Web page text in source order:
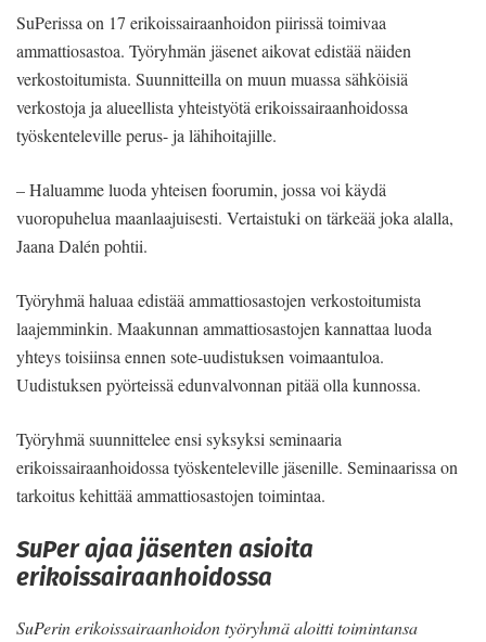
SuPerissa on 17 erikoissairaanhoidon piirissä toimivaa
ammattiosastoa. Työryhmän jäsenet aikovat edistää näiden
verkostoitumista. Suunnitteilla on muun muassa sähköisiä
verkostoja ja alueellista yhteistyötä erikoissairaanhoidossa
työskenteleville perus- ja lähihoitajille.
– Haluamme luoda yhteisen foorumin, jossa voi käydä
vuoropuhelua maanlaajuisesti. Vertaistuki on tärkeää joka alalla,
Jaana Dalén pohtii.
Työryhmä haluaa edistää ammattiosastojen verkostoitumista
laajemminkin. Maakunnan ammattiosastojen kannattaa luoda
yhteys toisiinsa ennen sote-uudistuksen voimaantuloa.
Uudistuksen pyörteissä edunvalvonnan pitää olla kunnossa.
Työryhmä suunnittelee ensi syksyksi seminaaria
erikoissairaanhoidossa työskenteleville jäsenille. Seminaarissa on
tarkoitus kehittää ammattiosastojen toimintaa.
SuPer ajaa jäsenten asioita
erikoissairaanhoidossa
SuPerin erikoissairaanhoidon työryhmä aloitti toimintansa